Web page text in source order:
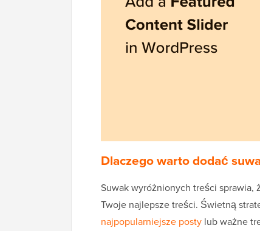
Dlaczego warto dodać
Suwak wyróżnionych treści
Twoje najlepsze treści. Świetną
najpopularniejsze posty lub ważne